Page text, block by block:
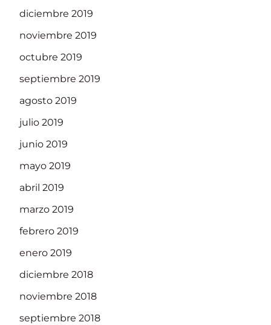
diciembre 2019
noviembre 2019
octubre 2019
septiembre 2019
agosto 2019
julio 2019
junio 2019
mayo 2019
abril 2019
marzo 2019
febrero 2019
enero 2019
diciembre 2018
noviembre 2018
septiembre 2018